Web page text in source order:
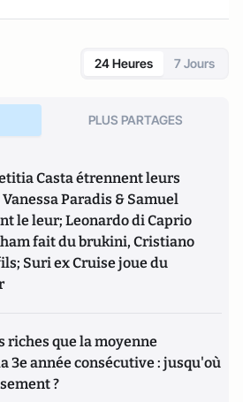
24 Heures 7 Jours
PLUS PARTAGES
Casta étrennent leurs
Paradis & Samuel
le leur; Leonardo di Caprio
fait du brukini, Cristiano
Suri ex Cruise joue du
riches que la moyenne
3e année consécutive : jusqu'où
?